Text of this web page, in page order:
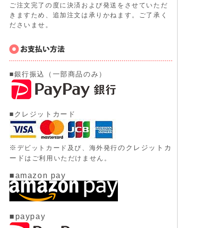
ご注文完了の度に決済および発送をさせていただ
きますため、追加注文は承りかねます。ご了承く
ださいませ。
■銀行振込（一部商品のみ）
■クレジットカード
※ デビットカード及び、 海外発行のクレジットカ
ード はご利用いただけません。
■amazon pay
■paypay